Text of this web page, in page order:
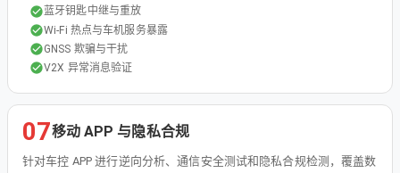
蓝牙钥匙中继与重放
Wi-Fi 热点与车机服务暴露
GNSS 欺骗与干扰
V2X 异常消息验证
07移动 APP 与隐私合规
针对车控 APP 进行逆向分析、通信安全测试和隐私合规检测，覆盖数